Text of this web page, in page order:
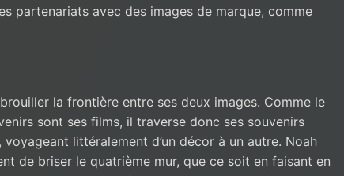
partenariats avec des images de marque, comme
la frontière entre ses deux images. Comme le
sont ses films, il traverse donc ses souvenirs
littéralement d’un décor à un autre. Noah
de briser le quatrième mur, que ce soit en faisant en